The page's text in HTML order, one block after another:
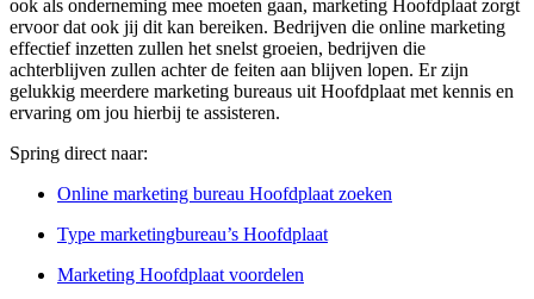
ook als onderneming mee moeten gaan, marketing Hoofdplaat zorgt
ervoor dat ook jij dit kan bereiken. Bedrijven die online marketing
effectief inzetten zullen het snelst groeien, bedrijven die
achterblijven zullen achter de feiten aan blijven lopen. Er zijn
gelukkig meerdere marketing bureaus uit Hoofdplaat met kennis en
ervaring om jou hierbij te assisteren.
Spring direct naar:
Online marketing bureau Hoofdplaat zoeken
Type marketingbureau’s Hoofdplaat
Marketing Hoofdplaat voordelen